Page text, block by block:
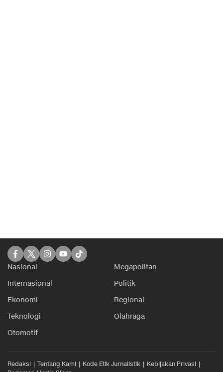
Nasional
Megapolitan
Internasional
Politik
Ekonomi
Regional
Teknologi
Olahraga
Otomotif
Redaksi Tentang Kami Kode Etik Jurnalistik
Kebijakan Privasi